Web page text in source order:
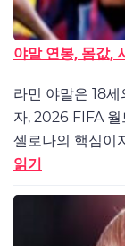
야말 연봉, 몸값,
라민 야말은 18
자, 2026 FIFA
셀로나의 핵심이
읽기